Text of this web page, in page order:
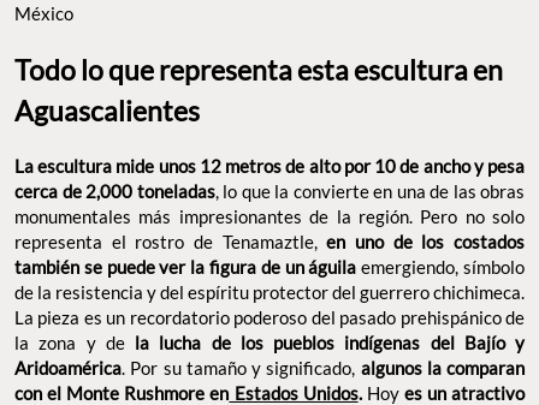
México
Todo lo que representa esta escultura en
Aguascalientes
La escultura mide unos 12 metros de alto por 10 de ancho y pesa
cerca de 2,000 toneladas, lo que la convierte en una de las obras
monumentales más impresionantes de la región. Pero no solo
representa el rostro de Tenamaztle,en uno de los costados
también se puede ver la figura de un águila emergiendo, símbolo
de la resistencia y del espíritu protector del guerrero chichimeca.
La pieza es un recordatorio poderoso del pasado prehispánico de
la zona y dela lucha de los pueblos indígenas del Bajío y
Aridoamérica. Por su tamaño y significado, algunos la comparan
con el Monte Rushmore en Estados Unidos.Hoy es un atractivo